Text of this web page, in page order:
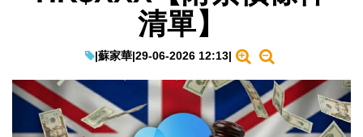
清單】
|蘇家華|29-06-2026 12:13|